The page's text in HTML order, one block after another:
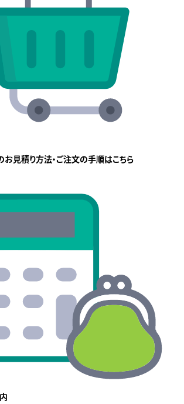
お見積り方法・ご注文の手順はこちら